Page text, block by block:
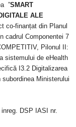
”SMART
ALE
co-finanțat din Planul
cadrul Componentei 7
Pilonul II:
sistemului de eHealth
I3.2 Digitalizarea
Ministerului
DSP IASI nr.